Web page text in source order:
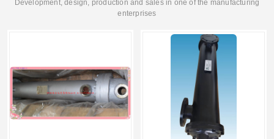
Development, design, production and sales in one of the manufacturing
enterprises